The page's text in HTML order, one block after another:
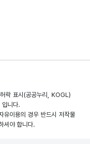
락 표시(공공누리, KOGL)
입니다.
유이용의 경우 반드시 저작물
셔야 합니다.